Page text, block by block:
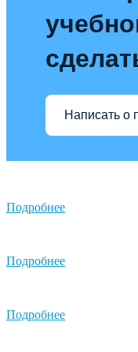
Написать о
Подробнее
Подробнее
Подробнее